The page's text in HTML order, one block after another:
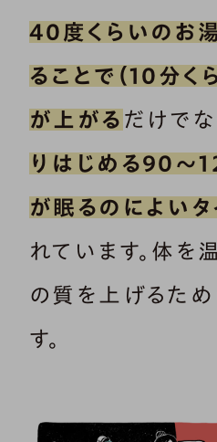
40度くらいのお
ることで（10分く
が上がる だけでな
りはじめる90～
が眠るのによいタ
れています。体を
の質を上げるた
す。